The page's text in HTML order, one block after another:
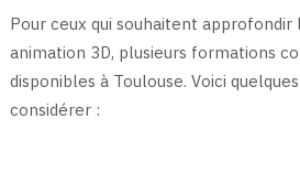
Pour ceux qui souhaitent
animation 3D, plusieurs formations
disponibles à Toulouse. Voici
considérer :